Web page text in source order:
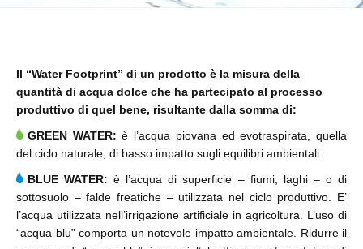
Il “Water Footprint” di un prodotto è la misura della
quantità di acqua dolce che ha partecipato al processo
produttivo di quel bene, risultante dalla somma di:
GREEN WATER: è l’acqua piovana ed evotraspirata, quella
del ciclo naturale, di basso impatto sugli equilibri ambientali.
BLUE WATER: è l’acqua di superficie – fiumi, laghi – o di
sottosuolo – falde freatiche – utilizzata nel ciclo produttivo. E’
l’acqua utilizzata nell’irrigazione artificiale in agricoltura. L’uso di
“acqua blu” comporta un notevole impatto ambientale. Ridurre il